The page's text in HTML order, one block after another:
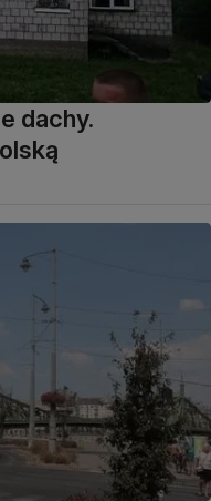
dachy.